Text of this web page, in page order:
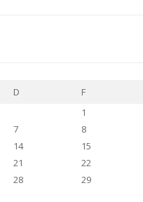
D F
1
7 8
14 15
21 22
28 29